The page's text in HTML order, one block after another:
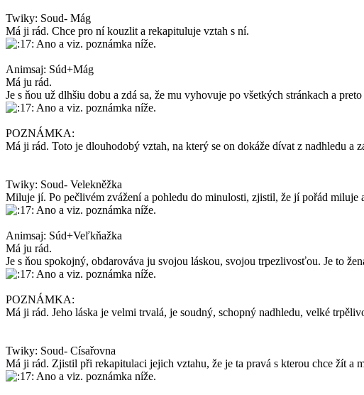
Twiky: Soud- Mág
Má ji rád. Chce pro ní kouzlit a rekapituluje vztah s ní.
Ano a viz. poznámka níže.
Animsaj: Súd+Mág
Má ju rád.
Je s ňou už dlhšiu dobu a zdá sa, že mu vyhovuje po všetkých stránkach a
Ano a viz. poznámka níže.
POZNÁMKA:
Má ji rád. Toto je dlouhodobý vztah, na který se on dokáže dívat z nadhledu a
Twiky: Soud- Velekněžka
Miluje jí. Po pečlivém zvážení a pohledu do minulosti, zjistil, že jí pořád miluje
Ano a viz. poznámka níže.
Animsaj: Súd+Veľkňažka
Má ju rád.
Je s ňou spokojný, obdarováva ju svojou láskou, svojou trpezlivosťou. Je to
Ano a viz. poznámka níže.
POZNÁMKA:
Má ji rád. Jeho láska je velmi trvalá, je soudný, schopný nadhledu, velké
Twiky: Soud- Císařovna
Má ji rád. Zjistil při rekapitulaci jejich vztahu, že je ta pravá s kterou chce žít a
Ano a viz. poznámka níže.